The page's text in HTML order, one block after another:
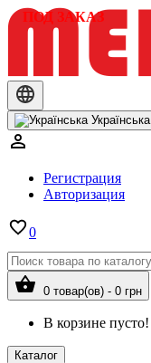
Українська
Регистрация
Авторизация
0
0 товар(ов) - 0 грн
В корзине пусто!
Каталог
ПОД ЗАКАЗ